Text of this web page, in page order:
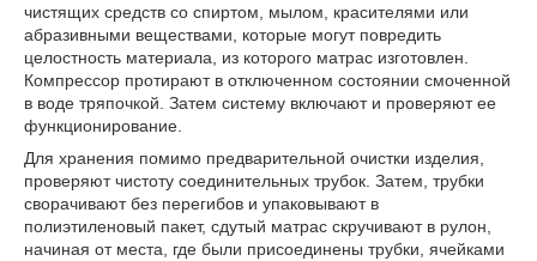
чистящих средств со спиртом, мылом, красителями или
абразивными веществами, которые могут повредить
целостность материала, из которого матрас изготовлен.
Компрессор протирают в отключенном состоянии смоченной
в воде тряпочкой. Затем систему включают и проверяют ее
функционирование.
Для хранения помимо предварительной очистки изделия,
проверяют чистоту соединительных трубок. Затем, трубки
сворачивают без перегибов и упаковывают в
полиэтиленовый пакет, сдутый матрас скручивают в рулон,
начиная от места, где были присоединены трубки, ячейками